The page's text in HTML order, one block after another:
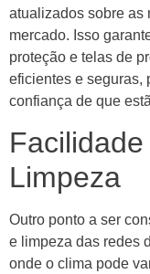
atualizados sobre as
mercado. Isso
proteção e telas de
eficientes e seguras,
confiança de que
Limpeza
Outro ponto a ser
e limpeza das redes
onde o clima pode